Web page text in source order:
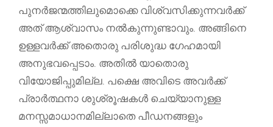
പുനർജന്മത്തിലുമൊക്കെ വിശ്വസിക്കുന്നവർക്ക്
അത് ആശ്വാസം നൽകുന്നുണ്ടാവും. അങ്ങിനെ
ഉള്ളവർക്ക് അതൊരു പരിശുദ്ധ ഗേഹമായി
അനുഭവപ്പെടാം. അതിൽ യാതൊരു
വിയോജിപ്പുമില്ല. പക്ഷെ അവിടെ അവർക്ക്
പ്രാർത്ഥനാ ശുശ്രൂഷകൾ ചെയ്യാനുള്ള
മനസ്സമാധാനമില്ലാതെ പീഡനങ്ങളും